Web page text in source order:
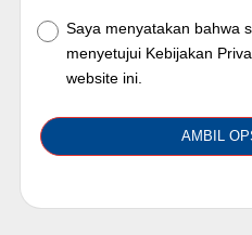
Saya menyatakan bahwa
menyetujui Kebijakan
website ini.
AMBIL